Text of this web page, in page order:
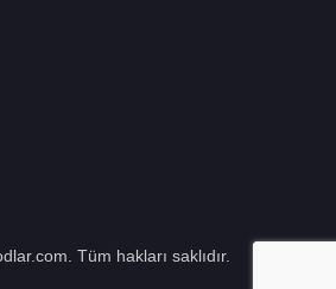
Tüm hakları saklıdır.